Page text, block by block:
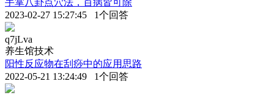
手掌八卦点穴法，百病皆可除
2023-02-27 15:27:45 1个回答
q7jLva
养生馆技术
阳性反应物在刮痧中的应用思路
2022-05-21 13:24:49 1个回答